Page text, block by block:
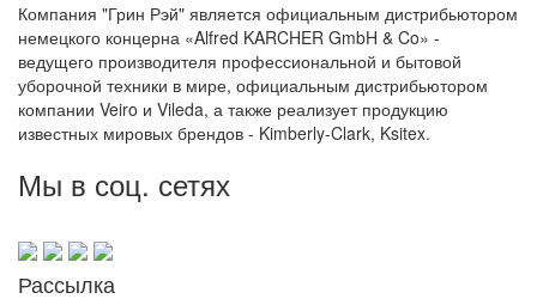
Компания "Грин Рэй" является официальным дистрибьютором
немецкого концерна «Alfred KARCHER GmbH & Co» -
ведущего производителя профессиональной и бытовой
уборочной техники в мире, официальным дистрибьютором
компании Veiro и Vileda, а также реализует продукцию
известных мировых брендов - Kimberly-Clark, Ksitex.
Мы в соц. сетях
Рассылка